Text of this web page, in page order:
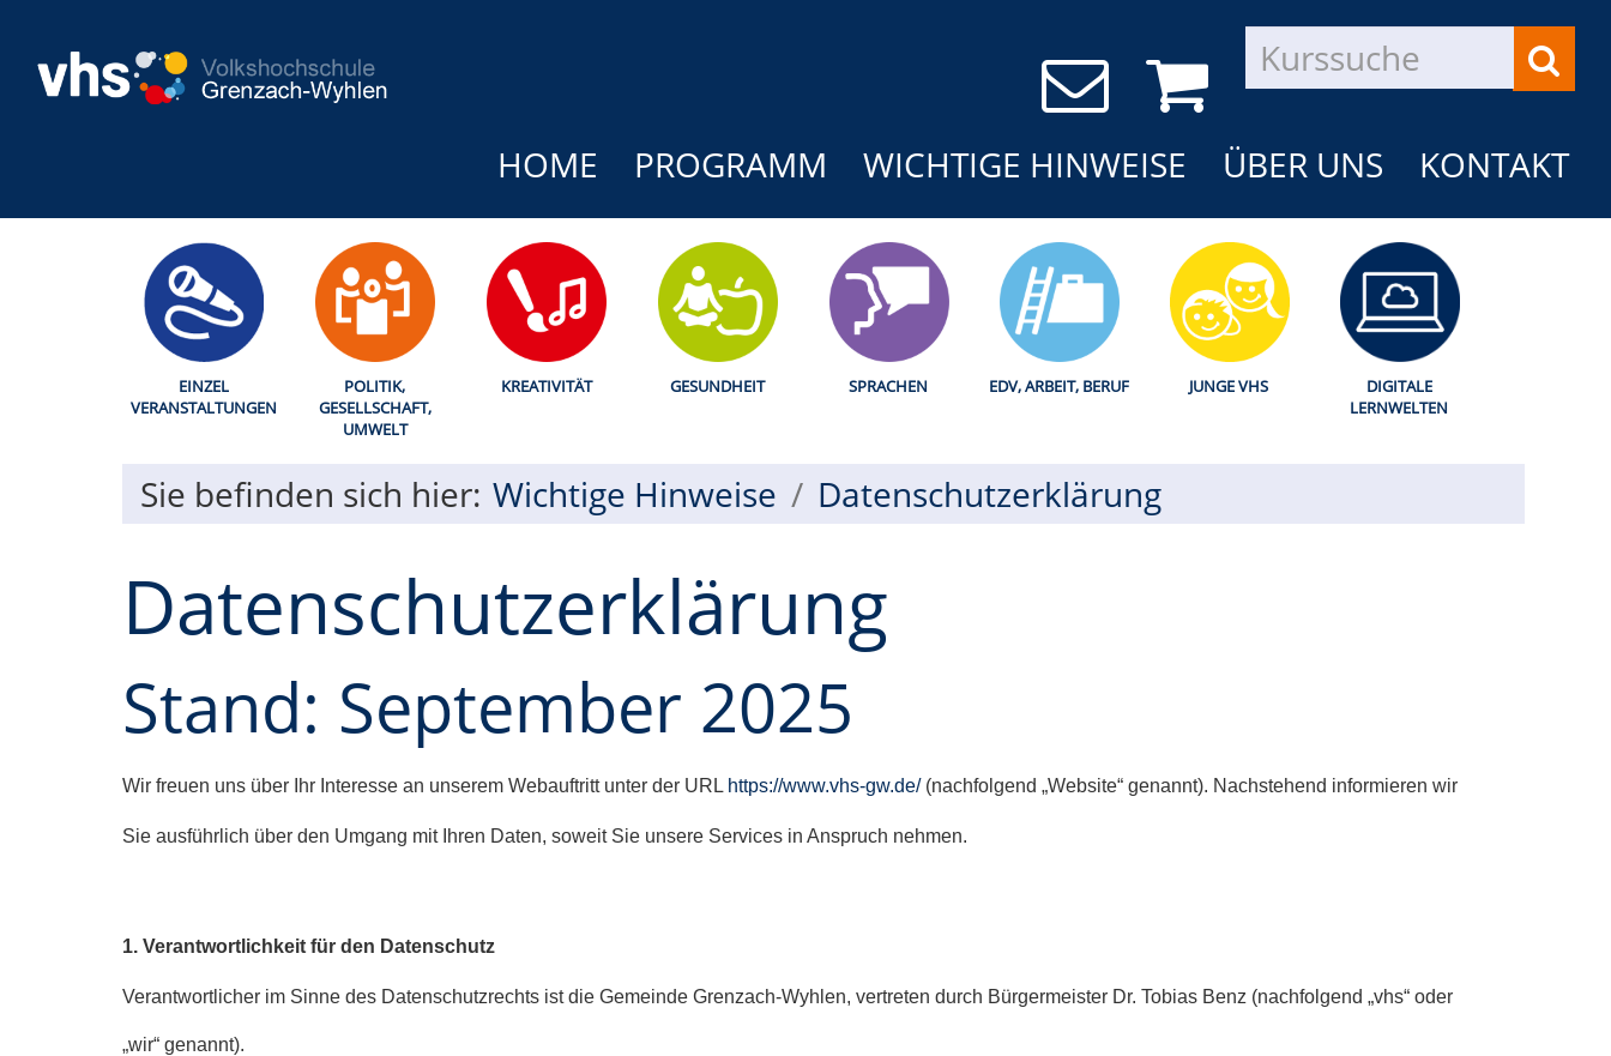
HOME PROGRAMM WICHTIGE HINWEISE ÜBER UNS KONTAKT
EINZEL
VERANSTALTUNGEN
POLITIK,
GESELLSCHAFT,
UMWELT
KREATIVITÄT GESUNDHEIT SPRACHEN EDV, ARBEIT, BERUF JUNGE VHS
DIGITALE
LERNWELTEN
Sie befinden sich hier: Wichtige Hinweise Datenschutzerklärung
Datenschutzerklärung
Stand: September 2025
Wir freuen uns über Ihr Interesse an unserem Webauftritt unter der URL https://www.vhs-gw.de/(nachfolgend „Website“ genannt). Nachstehend informieren wir
Sie ausführlich über den Umgang mit Ihren Daten, soweit Sie unsere Services in Anspruch nehmen.
1. Verantwortlichkeit für den Datenschutz
Verantwortlicher im Sinne des Datenschutzrechts ist die Gemeinde Grenzach-Wyhlen, vertreten durch Bürgermeister Dr. Tobias Benz (nachfolgend „vhs“ oder
„wir“ genannt).